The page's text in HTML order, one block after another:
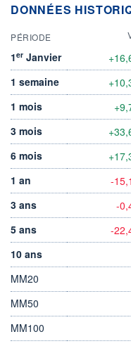
DONNÉES
PÉRIODE
1er Janvier
1 semaine
1 mois
3 mois
6 mois
1 an
-
3 ans
-
5 ans
-
10 ans
MM20
MM50
MM100